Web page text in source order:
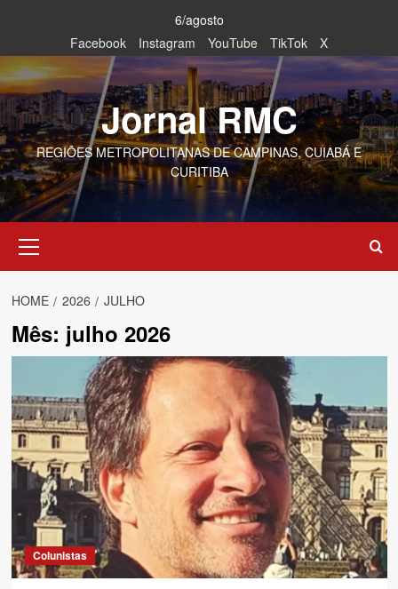
content
6/agosto
Facebook
Instagram YouTube TikTok X
Jornal RMC
REGIÕES METROPOLITANAS DE CAMPINAS, CUIABÁ E
CURITIBA
Menu
HOME 2026 JULHO
Mês: julho 2026
Colunistas